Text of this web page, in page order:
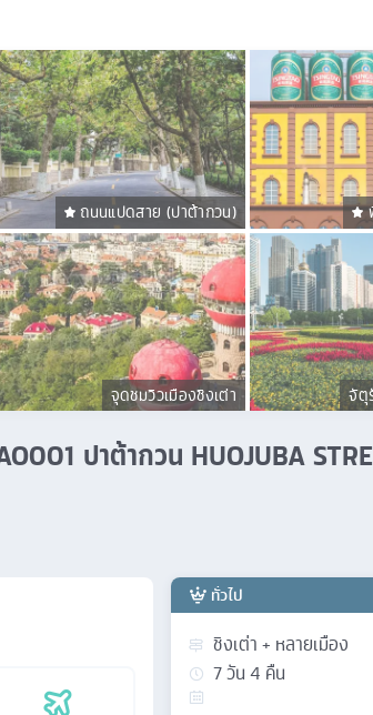
ถนนแปดสาย (ปาต้ากวน)
จุดชมวิวเมืองชิงเต่า จัตุ
ปาต้ากวน HUOJUBA
ทั่วไป
ชิงเต่า + หลายเมือง
7วัน4 คืน